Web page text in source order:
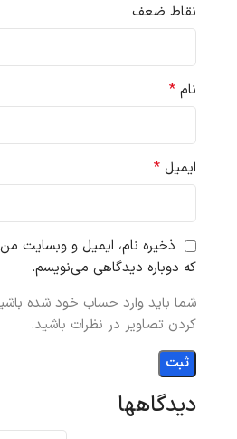
دیدگاهها
نقاط ضعف
نام *
ایمیل *
ذخیره نام، ایمیل و وبسایت
که دوباره دیدگاهی می‌نویسم.
شما باید وارد حساب خود شده
کردن تصاویر در نظرات باشید.